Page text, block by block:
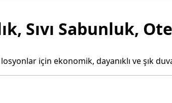
Sıvı Sabunluk,
için ekonomik, dayanıklı ve şık